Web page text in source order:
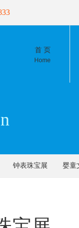
首 页
Home
钟表珠宝展 婴童